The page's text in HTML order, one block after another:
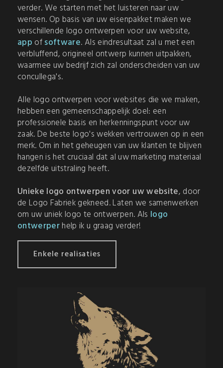
verder. We starten met het luisteren naar uw
wensen. Op basis van uw eisenpakket maken we
verschillende logo ontwerpen voor uw website,
app ofsoftware. Als eindresultaat zal u met een
verbluffend, origineel ontwerp kunnen uitpakken,
waarmee uw bedrijf zich zal onderscheiden van uw
concullega's.
Alle logo ontwerpen voor websites die we maken,
hebben een gemeenschappelijk doel: een
professionele basis en herkenningspunt voor uw
zaak. De beste logo's wekken vertrouwen op in een
merk. Om in het geheugen van uw klanten te blijven
hangen is het cruciaal dat al uw marketing materiaal
dezelfde uitstraling heeft.
Unieke logo ontwerpen voor uw website, door
de Logo Fabriek gekneed. Laten we samenwerken
om uw uniek logo te ontwerpen. Als logo
ontwerperhelp ik u graag verder!
Enkele realisaties